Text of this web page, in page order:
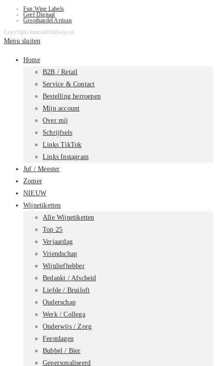
Fun Wine Labels
Geef Digitaal
Groothandel Artisan
Copyright mamadrinktwijn.nl
Menu sluiten
Home
B2B / Retail
Service & Contact
Bestelling herroepen
Mijn account
Over mij
Schrijfsels
Links TikTok
Links Instagram
Juf / Meester
Zomer
NIEUW
Wijnetiketten
Alle Wijnetiketten
Top 25
Verjaardag
Vriendschap
Wijnliefhebber
Bedankt / Afscheid
Liefde / Bruiloft
Ouderschap
Werk / Collega
Onderwijs / Zorg
Feestdagen
Bubbel / Bier
Gepersonaliseerd